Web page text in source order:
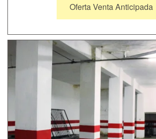
Oferta Venta Anticipada